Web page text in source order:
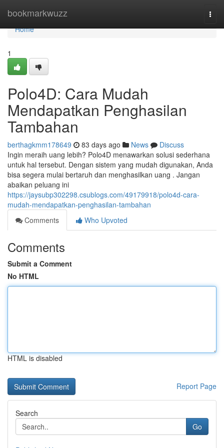
bookmarkwuzz
Home
Home
1
Polo4D: Cara Mudah
Mendapatkan Penghasilan
Tambahan
berthagkmm178649 83 days ago News
Discuss
Ingin meraih uang lebih? Polo4D menawarkan solusi sederhana
untuk hal tersebut. Dengan sistem yang mudah digunakan, Anda
bisa segera mulai bertaruh dan menghasilkan uang . Jangan
abaikan peluang ini
https://jaysubp302298.csublogs.com/49179918/polo4d-cara-
mudah-mendapatkan-penghasilan-tambahan
Comments
Who Upvoted
Comments
Submit a Comment
No HTML
HTML is disabled
Report Page
Search
Go